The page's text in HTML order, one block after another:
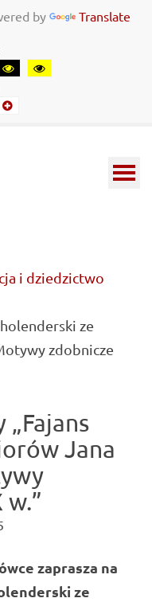
by Translate
Kontrast
czarny-
Kontrast
żółto-
Mniejszy
i dziedzictwo
ze
zdobnicze
Jana
zaprasza na
ze